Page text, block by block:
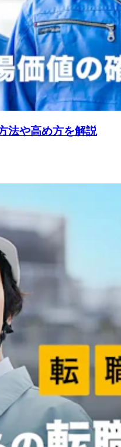
法や高め方を解説